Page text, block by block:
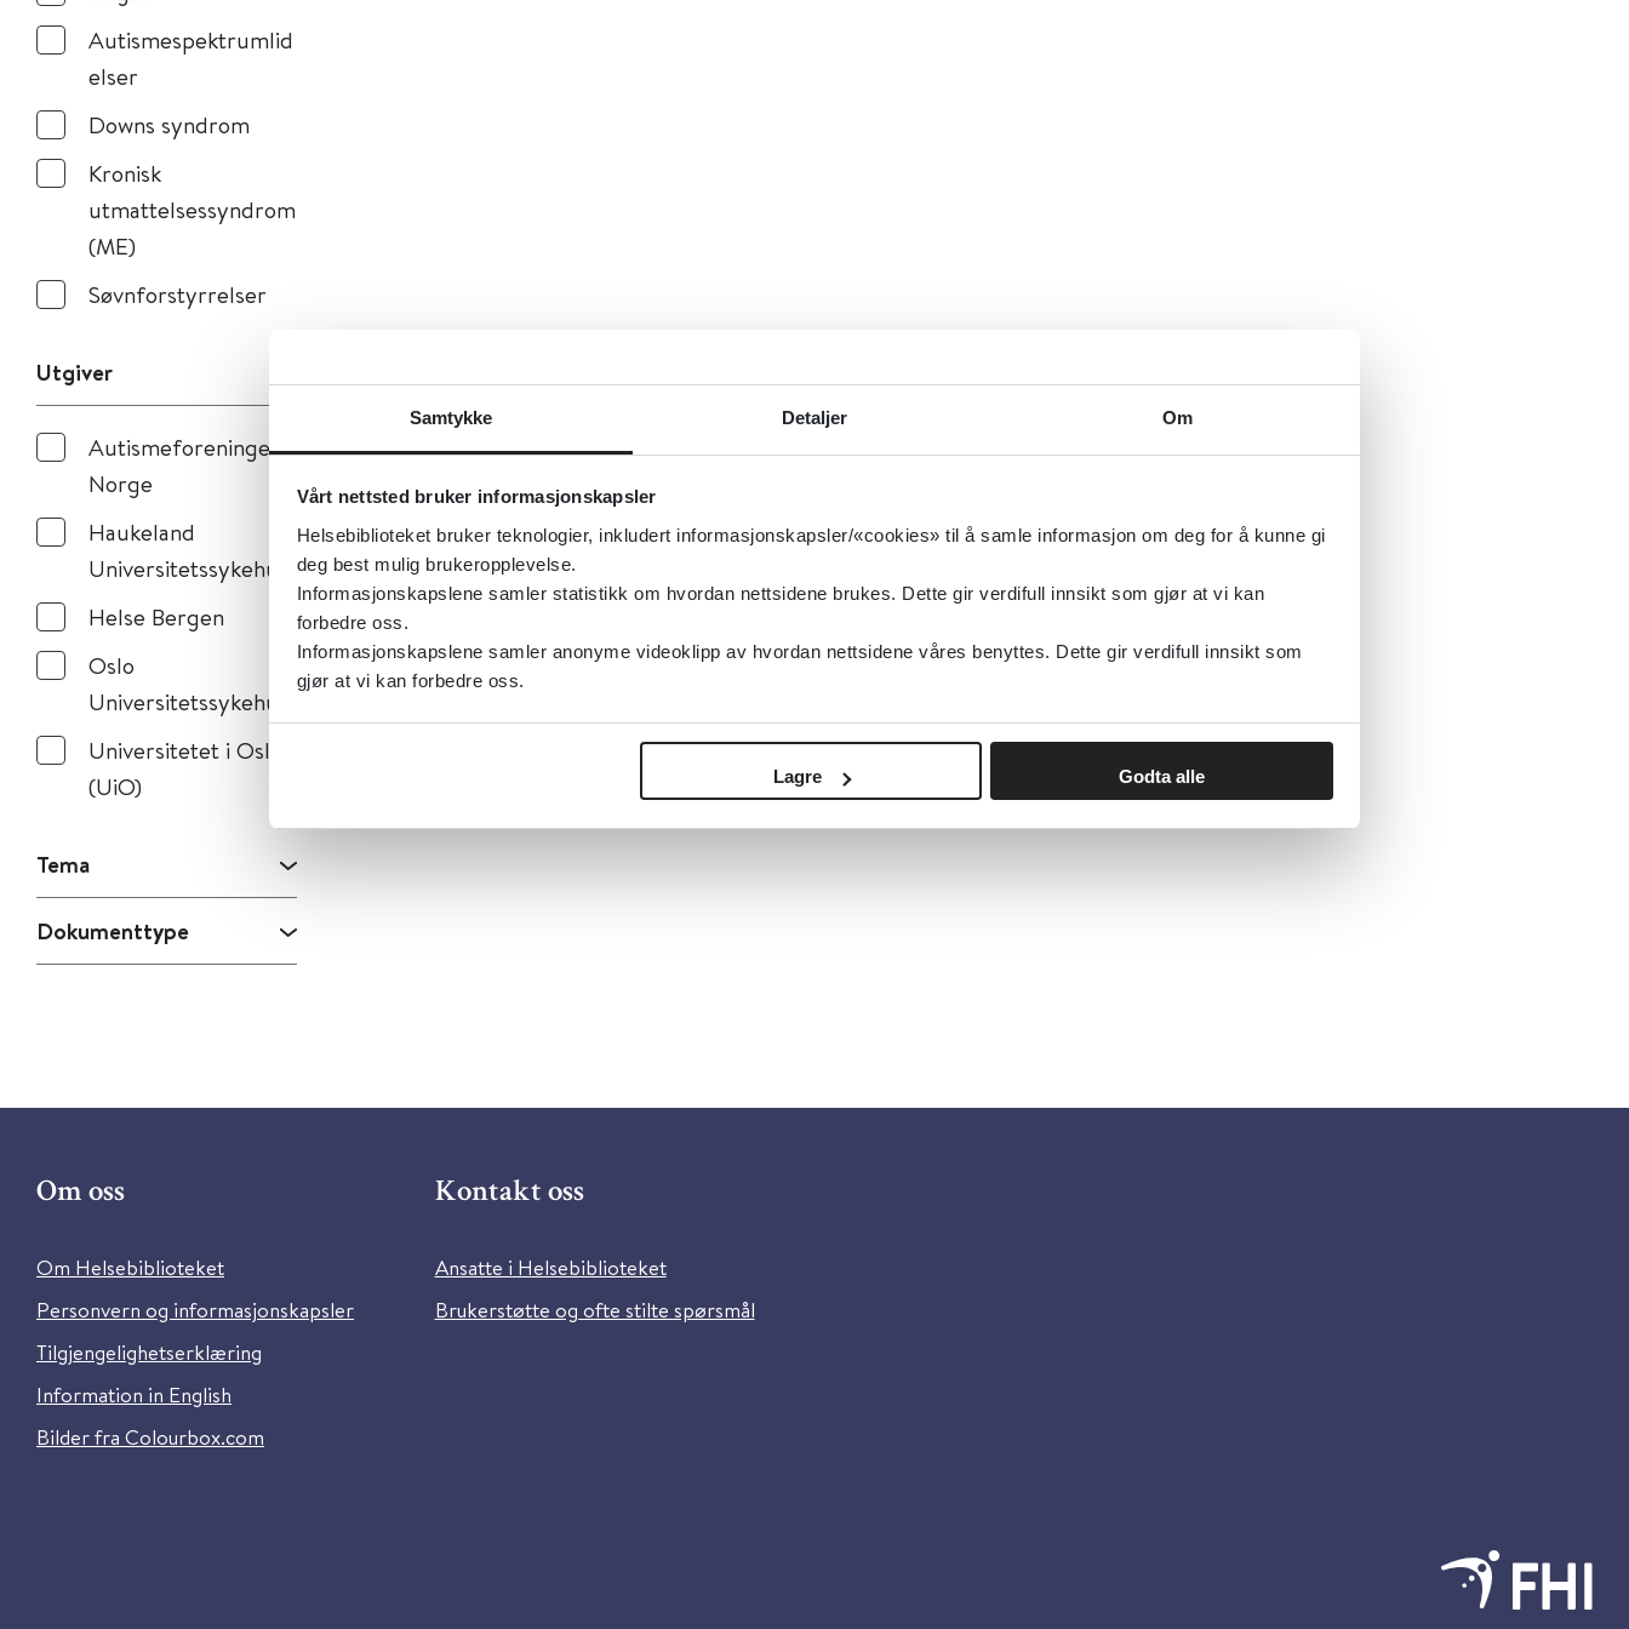
Samtykke Detaljer Om
Vårt nettsted bruker informasjonskapsler
Helsebiblioteket bruker teknologier, inkludert informasjonskapsler/«cookies» til å samle informasjon om deg for å kunne gi
deg best mulig brukeropplevelse.
Informasjonskapslene samler statistikk om hvordan nettsidene brukes. Dette gir verdifull innsikt som gjør at vi kan
forbedre oss.
Informasjonskapslene samler anonyme videoklipp av hvordan nettsidene våres benyttes. Dette gir verdifull innsikt som
gjør at vi kan forbedre oss.
Lagre Godta alle
Autismespektrumlid
elser
Downs syndrom
Kronisk
utmattelsessyndrom
(ME)
Søvnforstyrrelser
Utgiver
Autismeforeningen i
Norge
Haukeland
Universitetssykehus
Helse Bergen
Oslo
Universitetssykehus
Universitetet i Oslo
(UiO)
Tema
Dokumenttype
Om oss
Om Helsebiblioteket
Personvern og informasjonskapsler
Tilgjengelighetserklæring
Information in English
Bilder fra Colourbox.com
Kontakt oss
Ansatte i Helsebiblioteket
Brukerstøtte og ofte stilte spørsmål